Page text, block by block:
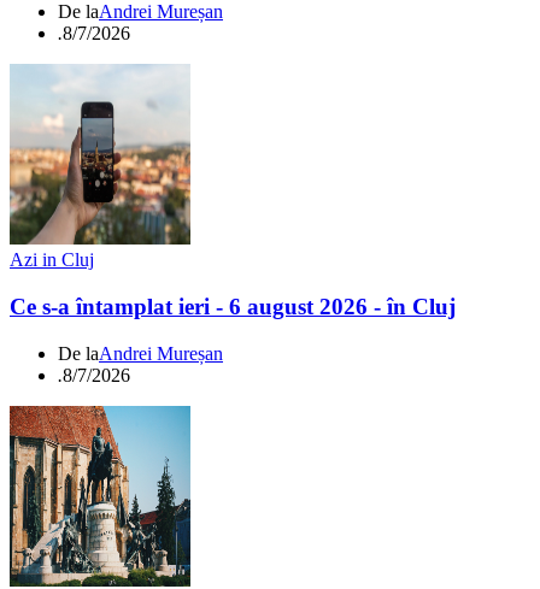
De laAndrei Mureșan
.8/7/2026
Azi in Cluj
Ce s-a întamplat ieri - 6 august 2026 - în Cluj
De laAndrei Mureșan
.8/7/2026